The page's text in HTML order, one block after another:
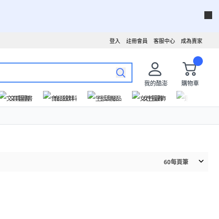
成為賣家
客服中心
註冊會員
登入
我的酷澎
購物車
文具圖書
食品飲料 生活用品 女性服飾
60每頁筆